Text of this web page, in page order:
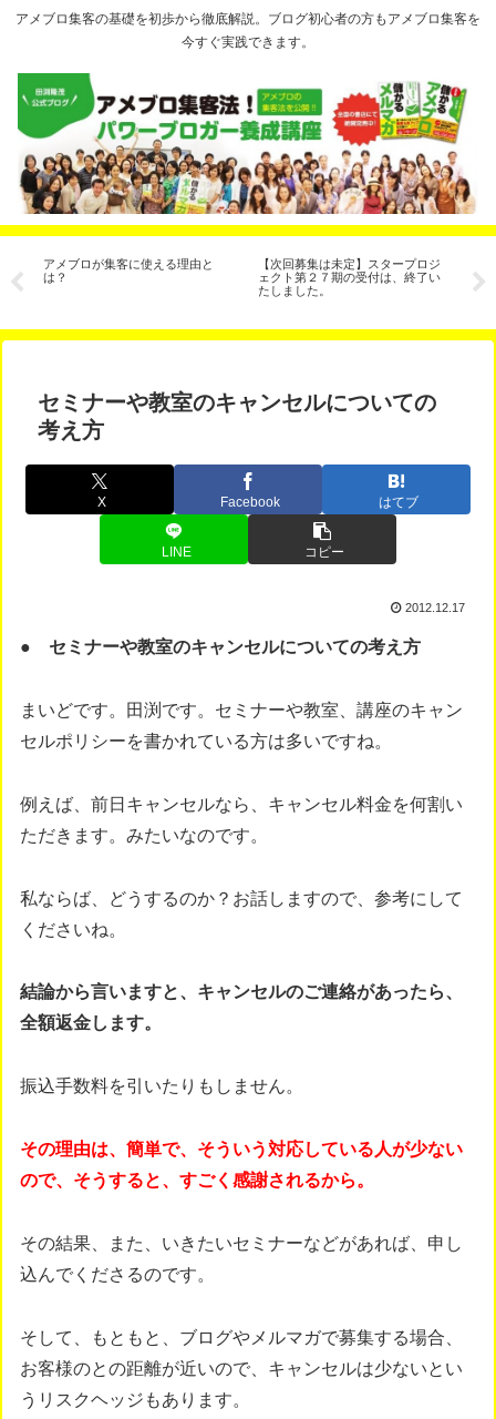
アメブロ集客の基礎を初歩から徹底解説。ブログ初心者の方もアメブロ集客を
今すぐ実践できます。
アメブロが集客に使える理由と
は？
【次回募集は未定】スタープロジ
ェクト第２７期の受付は、終了い
たしました。
ン
座
セミナーや教室のキャンセルについての
考え方
X Facebook はてブ
LINE コピー
2012.12.17
● セミナーや教室のキャンセルについての考え方
まいどです。田渕です。セミナーや教室、講座のキャン
セルポリシーを書かれている方は多いですね。
例えば、前日キャンセルなら、キャンセル料金を何割い
ただきます。みたいなのです。
私ならば、どうするのか？お話しますので、参考にして
くださいね。
結論から言いますと、キャンセルのご連絡があったら、
全額返金します。
振込手数料を引いたりもしません。
その理由は、簡単で、そういう対応している人が少ない
ので、そうすると、すごく感謝されるから。
その結果、また、いきたいセミナーなどがあれば、申し
込んでくださるのです。
そして、もともと、ブログやメルマガで募集する場合、
お客様のとの距離が近いので、キャンセルは少ないとい
うリスクヘッジもあります。